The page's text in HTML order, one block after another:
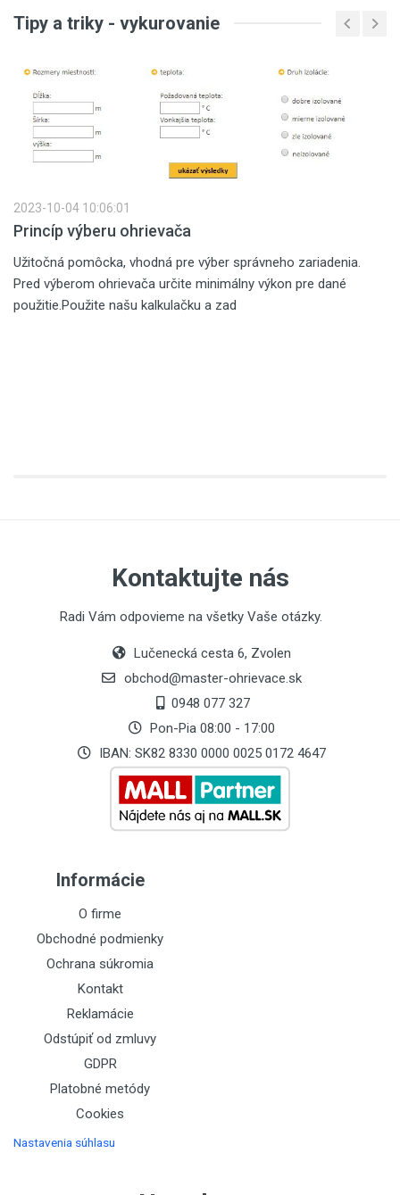
Tipy a triky - vykurovanie
Princíp výberu ohrievača
2023-10-04 10:06:01
Užitočná pomôcka, vhodná pre výber správneho zariadenia.
Pred výberom ohrievača určite minimálny výkon pre dané
použitie.Použite našu kalkulačku a zad
Kontaktujte nás
Radi Vám odpovieme na všetky Vaše otázky.
Lučenecká cesta 6, Zvolen
obchod@master-ohrievace.sk
0948 077 327
Pon-Pia 08:00 - 17:00
IBAN: SK82 8330 0000 0025 0172 4647
Informácie
O firme
Obchodné podmienky
Ochrana súkromia
Kontakt
Reklamácie
Odstúpiť od zmluvy
GDPR
Platobné metódy
Cookies
Nastavenia súhlasu